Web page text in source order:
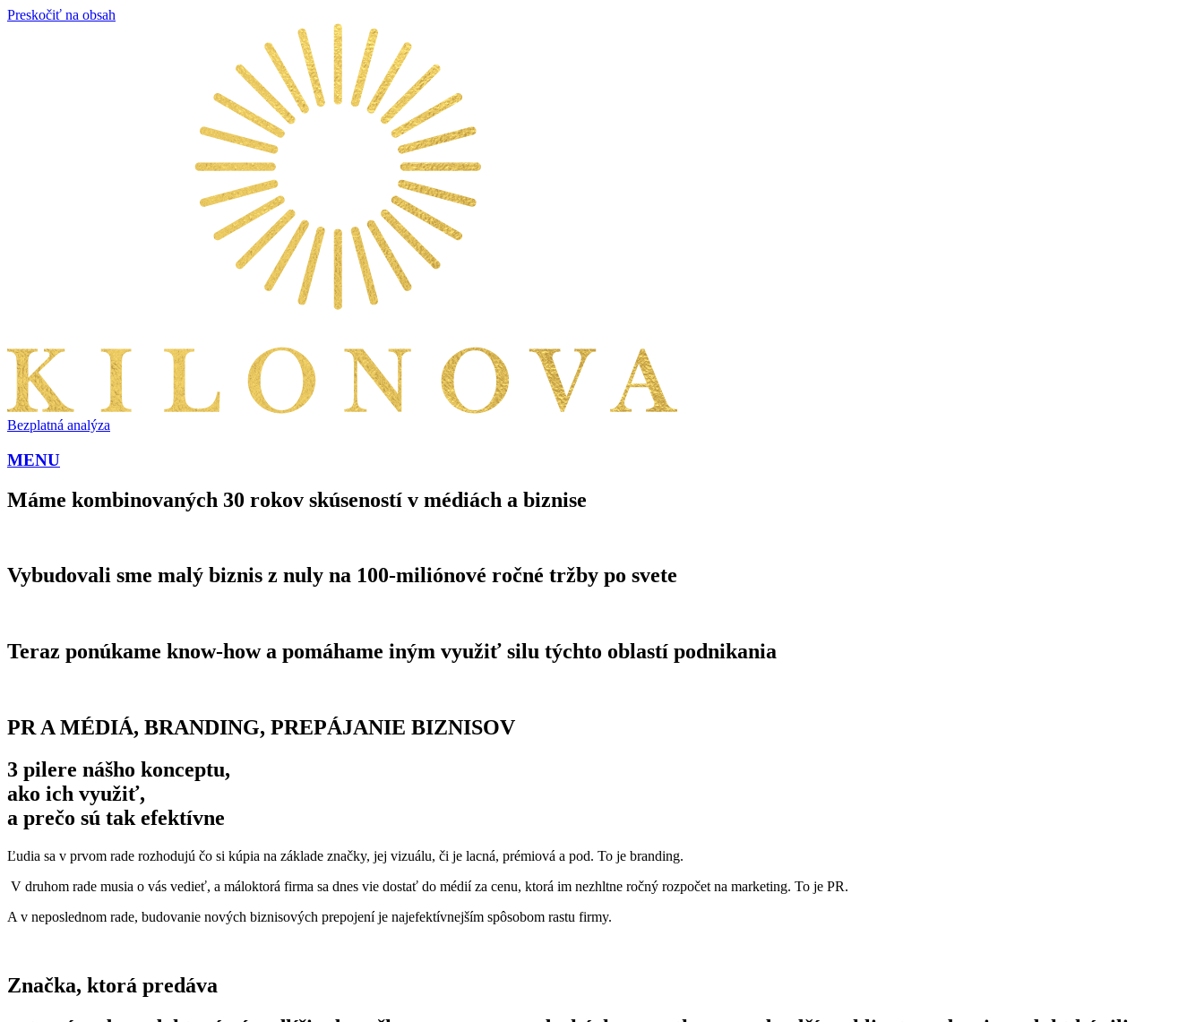
Preskočiť na obsah
Bezplatná analýza
MENU
Máme kombinovaných 30 rokov skúseností v médiách a biznise
Vybudovali sme malý biznis z nuly na 100-miliónové ročné tržby po svete
Teraz ponúkame know-how a pomáhame iným využiť silu týchto oblastí podnikania
PR A MÉDIÁ, BRANDING, PREPÁJANIE BIZNISOV
3 pilere nášho konceptu,
ako ich využiť,
a prečo sú tak efektívne
Ľudia sa v prvom rade rozhodujú čo si kúpia na základe značky, jej vizuálu, či je lacná, prémiová a pod. To je branding.
V druhom rade musia o vás vedieť, a máloktorá firma sa dnes vie dostať do médií za cenu, ktorá im nezhltne ročný rozpočet na marketing. To je PR.
A v neposlednom rade, budovanie nových biznisových prepojení je najefektívnejším spôsobom rastu firmy.
Značka, ktorá predáva